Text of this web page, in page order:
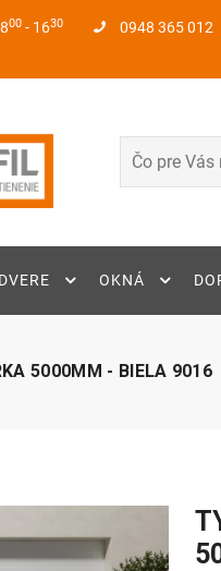
00 - 1630
0948 365 012
DVERE OKNÁ
5000MM - BIELA 9016